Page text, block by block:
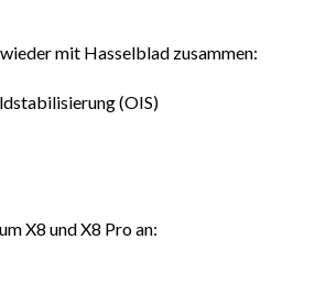
mit Hasselblad zusammen:
(OIS)
X8 und X8 Pro an: